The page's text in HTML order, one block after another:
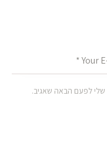
לפעם הבאה שאגיב.